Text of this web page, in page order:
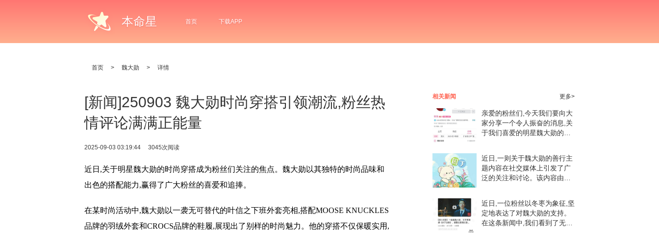
本命星 首页 下载APP
首页 > 魏大勋 > 详情
[新闻]250903 魏大勋时尚穿搭引领潮流,粉丝热
情评论满满正能量
2025-09-03 03:19:44 3045次阅读
近日,关于明星魏大勋的时尚穿搭成为粉丝们关注的焦点。魏大勋以其独特的时尚品味和
出色的搭配能力,赢得了广大粉丝的喜爱和追捧。
在某时尚活动中,魏大勋以一袭无可替代的叶信之下班外套亮相,搭配MOOSE KNUCKLES
品牌的羽绒外套和CROCS品牌的鞋履,展现出了别样的时尚魅力。他的穿搭不仅保暖实用,
相关新闻 更多>
亲爱的粉丝们,今天我们要向大
家分享一个令人振奋的消息,关
于我们喜爱的明星魏大勋的某
人注目的消息,关于某个节目只
提到了聂耳和冼
近日,一则关于魏大勋的善行主
题内容在社交媒体上引发了广
泛的关注和讨论。该内容由一
面,倡导善行,受到了众多粉丝的
热烈反响。在这篇
近日,一位粉丝以冬枣为象征,坚
定地表达了对魏大勋的支持。
在这条新闻中,我们看到了无数